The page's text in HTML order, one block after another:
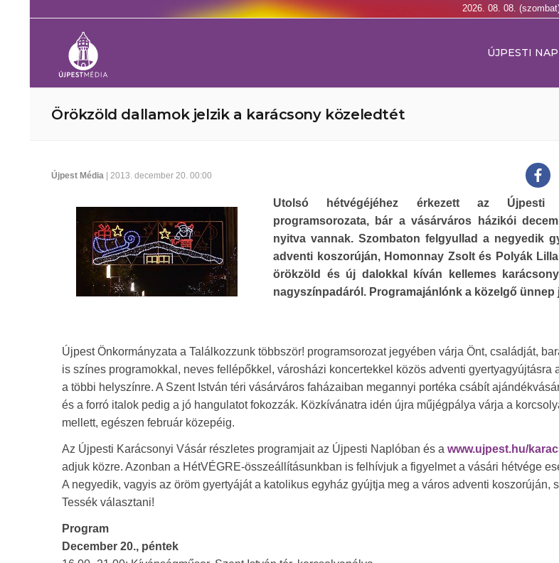
2026. 08. 08.
ÚJPESTI
Örökzöld dallamok jelzik a karácsony közeledtét
Újpest Média | 2013. december 20. 00:00
Utolsó hétvégéjéhez érkezett az Újpesti
programsorozata, bár a vásárváros házikói
nyitva vannak. Szombaton felgyullad a negyedik
adventi koszorúján, Homonnay Zsolt és Polyák
örökzöld és új dalokkal kíván kellemes
nagyszínpadáról. Programajánlónk a közelgő ünnep
Újpest Önkormányzata a Találkozzunk többször! programsorozat jegyében várja Önt, családját,
is színes programokkal, neves fellépőkkel, városházi koncertekkel közös adventi gyertyagyújtásra
a többi helyszínre. A Szent István téri vásárváros faházaiban megannyi portéka csábít
és a forró italok pedig a jó hangulatot fokozzák. Közkívánatra idén újra műjégpálya várja a
mellett, egészen február közepéig.
Az Újpesti Karácsonyi Vásár részletes programjait az Újpesti Naplóban és a www.ujpest.hu/
adjuk közre. Azonban a HétVÉGRE-összeállításunkban is felhívjuk a figyelmet a vásári hétvége
A negyedik, vagyis az öröm gyertyáját a katolikus egyház gyújtja meg a város adventi koszorúján,
Tessék választani!
Program
December 20., péntek